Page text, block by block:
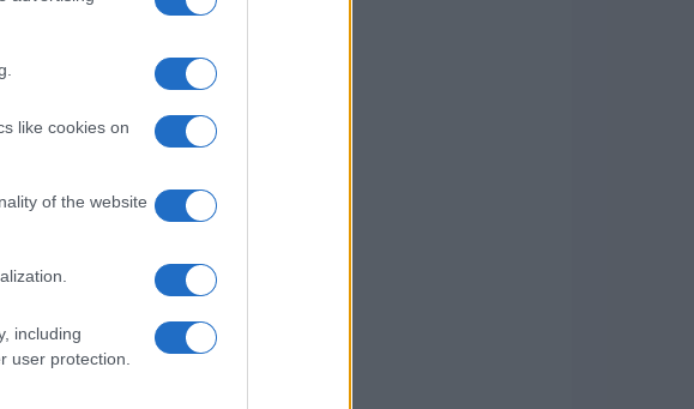
like cookies on
of the website
including
user protection.